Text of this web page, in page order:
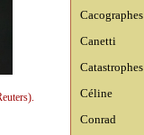
Cacographes
Canetti
Catastrophes
Céline
Conrad